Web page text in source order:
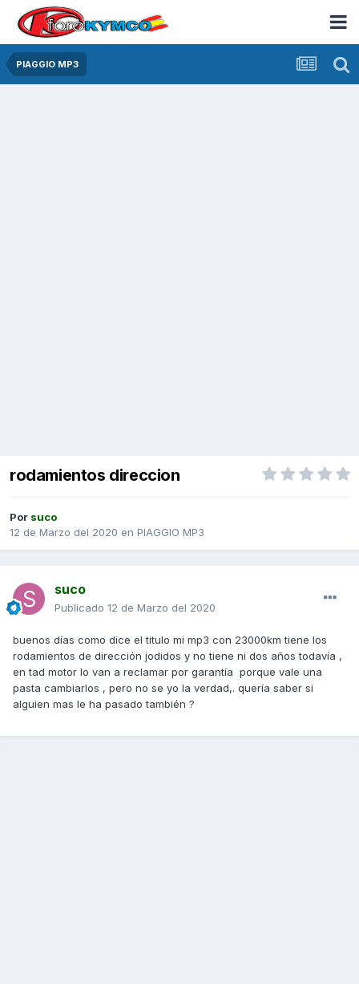
PIAGGIO MP3
rodamientos direccion
Por suco
12 de Marzo del 2020 en PIAGGIO MP3
suco
Publicado 12 de Marzo del 2020
buenos días como dice el titulo mi mp3 con 23000km tiene los
rodamientos de dirección jodidos y no tiene ni dos años todavía ,
en tad motor lo van a reclamar por garantía porque vale una
pasta cambiarlos , pero no se yo la verdad,. quería saber si
alguien mas le ha pasado también ?